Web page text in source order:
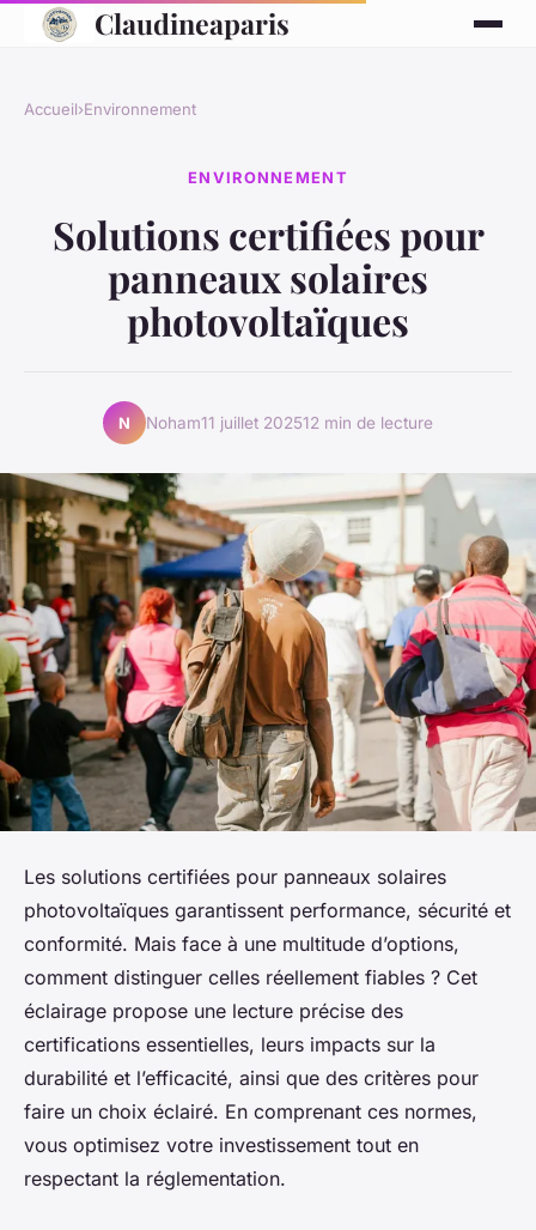
Claudineaparis
Accueil›Environnement
ENVIRONNEMENT
Solutions certifiées pour
panneaux solaires
photovoltaïques
N Noham11 juillet 202512 min de lecture
Les solutions certifiées pour panneaux solaires
photovoltaïques garantissent performance, sécurité et
conformité. Mais face à une multitude d’options,
comment distinguer celles réellement fiables ? Cet
éclairage propose une lecture précise des
certifications essentielles, leurs impacts sur la
durabilité et l’efficacité, ainsi que des critères pour
faire un choix éclairé. En comprenant ces normes,
vous optimisez votre investissement tout en
respectant la réglementation.